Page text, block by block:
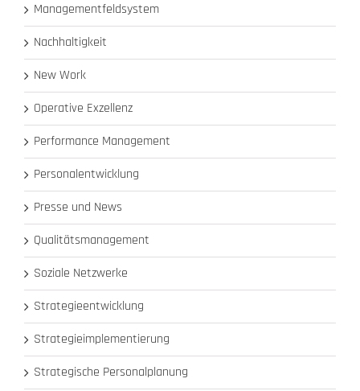
Managementfeldsystem
Nachhaltigkeit
New Work
Operative Exzellenz
Performance Management
Personalentwicklung
Presse und News
Qualitätsmanagement
Soziale Netzwerke
Strategieentwicklung
Strategieimplementierung
Strategische Personalplanung